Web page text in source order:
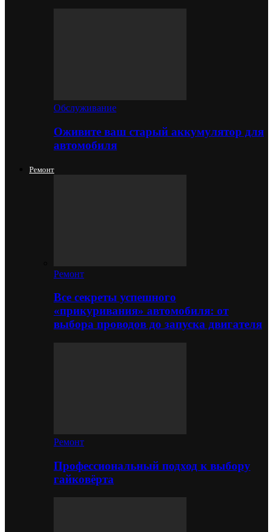
Обслуживание
Оживите ваш старый аккумулятор для
автомобиля
Ремонт
Ремонт
Все секреты успешного
«прикуривания» автомобиля: от
выбора проводов до запуска двигателя
Ремонт
Профессиональный подход к выбору
гайковёрта